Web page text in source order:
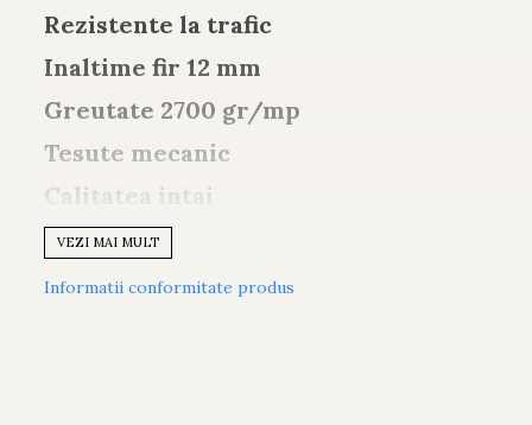
Rezistente la trafic
Inaltime fir 12 mm
Greutate 2700 gr/mp
Tesute mecanic
Calitatea intai
Fabricate in Turcia
60% Polipropilena + 40 % polyester
VEZI MAI MULT
Informatii conformitate produs